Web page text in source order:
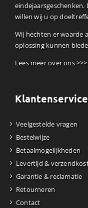
willen wij u op
Wij hechten er waarde
oplossing kunnen
Lees meer over ons >>>
Klantenservice
Veelgestelde vragen
Bestelwijze
Betaalmogelijkheden
Levertijd &
Garantie & reclamatie
Retourneren
Contact